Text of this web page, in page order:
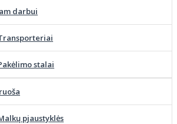
darbui
stalai
pjaustyklės